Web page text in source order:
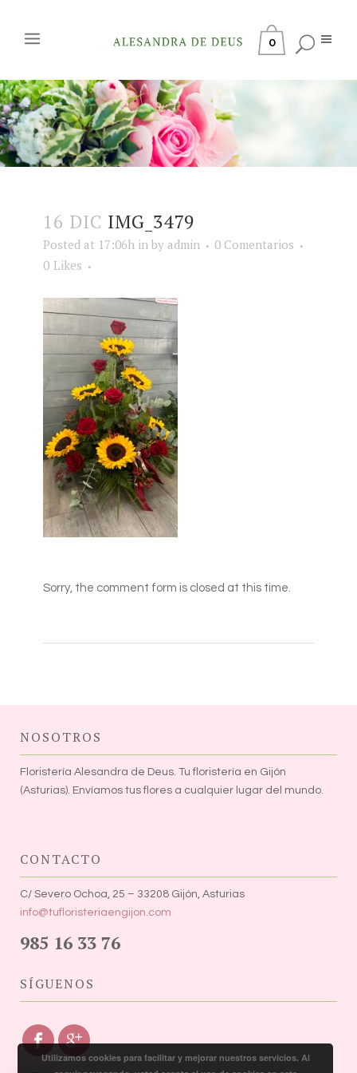
0
16 DIC IMG_3479
Posted at 17:06h in by admin
0 Comentarios
0 Likes
Sorry, the comment form is closed at this time.
NOSOTROS
Floristería Alesandra de Deus. Tu floristería en Gijón
(Asturias). Envíamos tus flores a cualquier lugar del mundo.
CONTACTO
C/ Severo Ochoa, 25 – 33208 Gijón, Asturias
info@tufloristeriaengijon.com
985 16 33 76
SÍGUENOS
Utilizamos cookies para facilitar y mejorar nuestros servicios. Al